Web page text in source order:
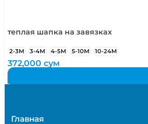
теплая шапка на завязках
2-3М 3-4М 4-5М 5-10М 10-24М
372,000сум
Главная